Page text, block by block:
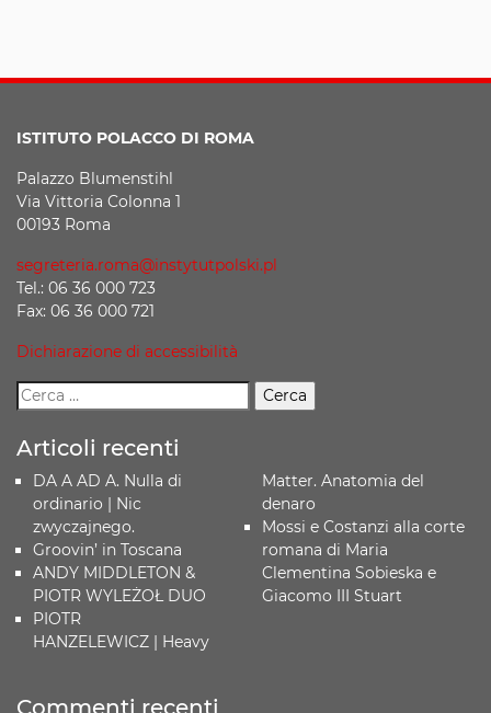
ISTITUTO POLACCO DI ROMA
Palazzo Blumenstihl
Via Vittoria Colonna 1
00193 Roma
segreteria.roma@instytutpolski.pl
Tel.: 06 36 000 723
Fax: 06 36 000 721
Dichiarazione di accessibilità
Articoli recenti
DA A AD A. Nulla di
ordinario | Nic
zwyczajnego.
Groovin’ in Toscana
ANDY MIDDLETON &
PIOTR WYLEŻOŁ DUO
PIOTR
HANZELEWICZ | Heavy
Matter. Anatomia del
denaro
Mossi e Costanzi alla corte
romana di Maria
Clementina Sobieska e
Giacomo III Stuart
Commenti recenti